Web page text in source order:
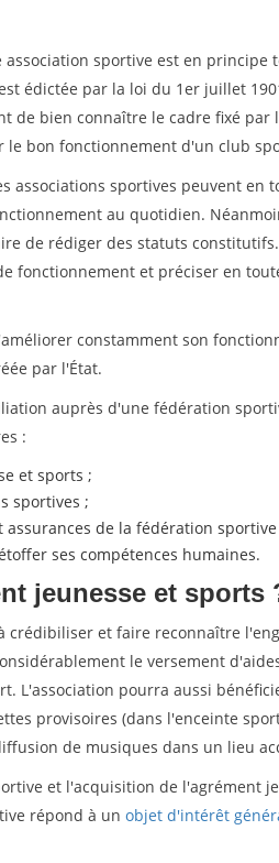
sportive est en principe
édictée par la loi du 1er juillet
de bien connaître le cadre fixé par
le bon fonctionnement d'un club
associations sportives peuvent
au quotidien.
de rédiger des statuts
fonctionnement et préciser en
constamment son
par l'État.
auprès d'une fédération
:
et sports ;
sportives ;
assurances de la fédération sportive
ses compétences humaines.
jeunesse et sports
crédibiliser et faire reconnaître
le versement
L'association pourra aussi
provisoires (dans l'enceinte
de musiques dans un lieu
et l'acquisition de l'agrément
répond à un objet d'intérêt